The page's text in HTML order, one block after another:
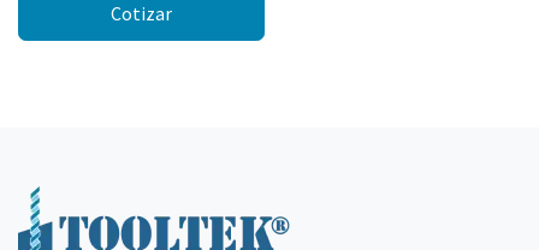
Cotizar